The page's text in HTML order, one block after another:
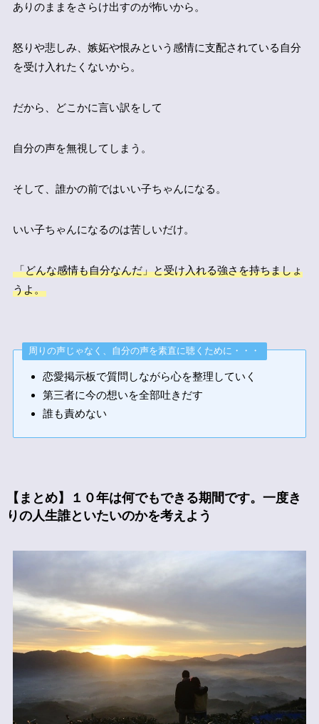
ありのままをさらけ出すのが怖いから。
怒りや悲しみ、嫉妬や恨みという感情に支配されている自分
を受け入れたくないから。
だから、どこかに言い訳をして
自分の声を無視してしまう。
そして、誰かの前ではいい子ちゃんになる。
いい子ちゃんになるのは苦しいだけ。
「どんな感情も自分なんだ」と受け入れる強さを持ちましょ
うよ。
周りの声じゃなく、自分の声を素直に聴くために・・・
恋愛掲示板で質問しながら心を整理していく
第三者に今の想いを全部吐きだす
誰も責めない
【まとめ】１０年は何でもできる期間です。一度き
りの人生誰といたいのかを考えよう